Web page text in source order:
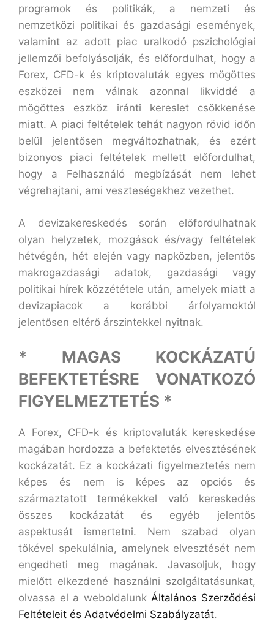
programok és politikák, a nemzeti és
nemzetközi politikai és gazdasági események,
valamint az adott piac uralkodó pszichológiai
jellemzői befolyásolják, és előfordulhat, hogy a
Forex, CFD-k és kriptovaluták egyes mögöttes
eszközei nem válnak azonnal likviddé a
mögöttes eszköz iránti kereslet csökkenése
miatt. A piaci feltételek tehát nagyon rövid időn
belül jelentősen megváltozhatnak, és ezért
bizonyos piaci feltételek mellett előfordulhat,
hogy a Felhasználó megbízását nem lehet
végrehajtani, ami veszteségekhez vezethet.
A devizakereskedés során előfordulhatnak
olyan helyzetek, mozgások és/vagy feltételek
hétvégén, hét elején vagy napközben, jelentős
makrogazdasági adatok, gazdasági vagy
politikai hírek közzététele után, amelyek miatt a
devizapiacok a korábbi árfolyamoktól
jelentősen eltérő árszintekkel nyitnak.
* MAGAS KOCKÁZATÚ
BEFEKTETÉSRE VONATKOZÓ
FIGYELMEZTETÉS *
A Forex, CFD-k és kriptovaluták kereskedése
magában hordozza a befektetés elvesztésének
kockázatát. Ez a kockázati figyelmeztetés nem
képes és nem is képes az opciós és
származtatott termékekkel való kereskedés
összes kockázatát és egyéb jelentős
aspektusát ismertetni. Nem szabad olyan
tőkével spekulálnia, amelynek elvesztését nem
engedheti meg magának. Javasoljuk, hogy
mielőtt elkezdené használni szolgáltatásunkat,
olvassa el a weboldalunk Általános Szerződési
Feltételeit és Adatvédelmi Szabályzatát.